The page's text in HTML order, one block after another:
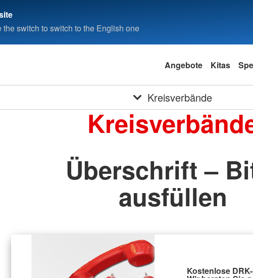
switch to switch to the English one
Angebote Kitas
Kreisverbände
Überschrift –
ausfüllen
Kostenlose